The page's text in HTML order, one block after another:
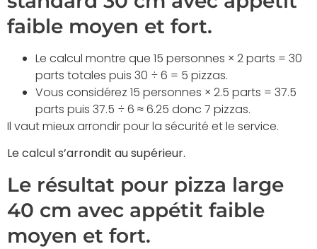
faible moyen et fort.
Le calcul montre que 15 personnes × 2 parts = 30
parts totales puis 30 ÷ 6 = 5 pizzas.
Vous considérez 15 personnes × 2.5 parts = 37.5
parts puis 37.5 ÷ 6 ≈ 6.25 donc 7 pizzas.
Il vaut mieux arrondir pour la sécurité et le service.
Le calcul s’arrondit au supérieur.
Le résultat pour pizza large
40 cm avec appétit faible
moyen et fort.